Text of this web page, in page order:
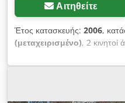
Αιτηθείτε
Έτος κατασκευής: 2006,
(μεταχειρισμένο), 2 κινητοί
Κινητήρες σε μετατροπέα